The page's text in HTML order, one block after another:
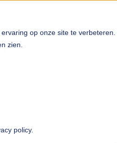
op onze site te
zien.
policy.SpySecure maakt gebruik
analyseren en de ervaring